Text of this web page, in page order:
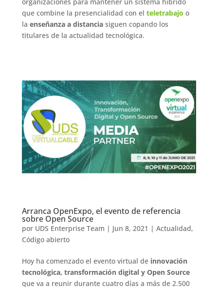
que combine la presencialidad con el teletrabajo o
la enseñanza a distanciasiguen copando los
titulares de la actualidad tecnológica.
Arranca OpenExpo, el evento de referencia
sobre Open Source
por UDS Enterprise Team | Jun 8, 2021 | Actualidad,
Código abierto
Hoy ha comenzado el evento virtual de innovación
tecnológica, transformación digital y Open Source
que va a reunir durante cuatro días a más de 2.500